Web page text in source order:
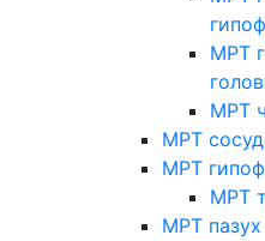
МРТ
МРТ
МРТ
МРТ
МРТ
МРТ пазух